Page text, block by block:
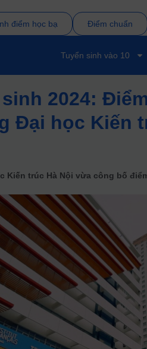
điểm học bạ Điểm chuẩn
Tuyển sinh vào 10
2024:
Đại học Kiến
Kiến trúc Hà Nội vừa công bố